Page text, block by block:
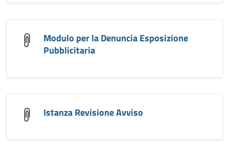
Modulo per la Denuncia Esposizione
Pubblicitaria
Istanza Revisione Avviso